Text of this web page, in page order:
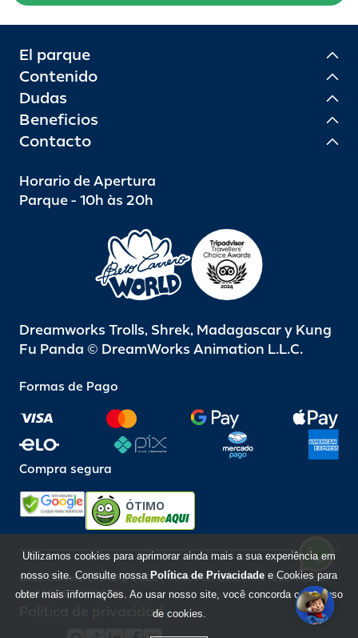
El parque
Contenido
Dudas
Beneficios
Contacto
Horario de Apertura
Parque - 10h às 20h
Dreamworks Trolls, Shrek, Madagascar y Kung
Fu Panda © DreamWorks Animation L.L.C.
Formas de Pago
Compra segura
ÓTIMO
Beto Carrero World @ 2026 / Todos los derechos reservados
85.248.987/0001-10
Política de privacidad
Utilizamos cookies para aprimorar ainda mais a sua experiência em
nosso site. Consulte nossa Política de Privacidade e Cookies para
obter mais informações. Ao usar nosso site, você concorda com o uso
de cookies.